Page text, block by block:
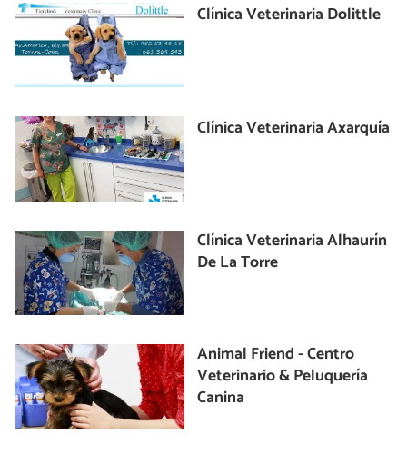
Clínica Veterinaria Dolittle
Clínica Veterinaria Axarquía
Clínica Veterinaria Alhaurín
De La Torre
Animal Friend - Centro
Veterinario & Peluquería
Canina